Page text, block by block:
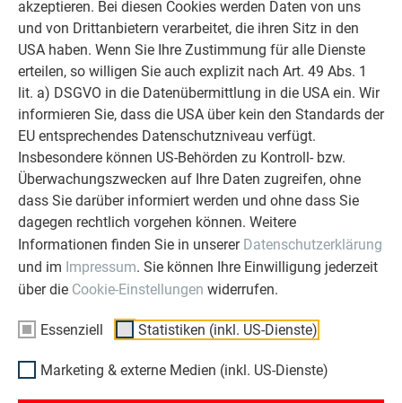
akzeptieren. Bei diesen Cookies werden Daten von uns
und von Drittanbietern verarbeitet, die ihren Sitz in den
USA haben. Wenn Sie Ihre Zustimmung für alle Dienste
erteilen, so willigen Sie auch explizit nach Art. 49 Abs. 1
lit. a) DSGVO in die Datenübermittlung in die USA ein. Wir
informieren Sie, dass die USA über kein den Standards der
EU entsprechendes Datenschutzniveau verfügt.
Insbesondere können US-Behörden zu Kontroll- bzw.
Überwachungszwecken auf Ihre Daten zugreifen, ohne
dass Sie darüber informiert werden und ohne dass Sie
dagegen rechtlich vorgehen können. Weitere
Informationen finden Sie in unserer Datenschutzerklärung
und im Impressum. Sie können Ihre Einwilligung jederzeit
über die Cookie-Einstellungen widerrufen.
Essenziell Statistiken (inkl. US-Dienste)
Marketing & externe Medien (inkl. US-Dienste)
starker Begleiter zur Seite zu stehen.
Überzeugen Sie sich selbst!
ERFAHRUNGSBERICHTE LESEN
PREFA SANIERUNGSGALERIE
OBJEKTE VOR UND NACH DER SANIERUNG